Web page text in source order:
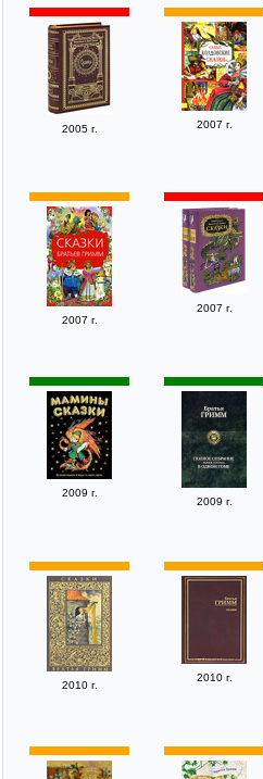
2005 г.
2007 г.
2007 г.
2007 г.
2009 г.
2009 г.
2010 г.
2010 г.